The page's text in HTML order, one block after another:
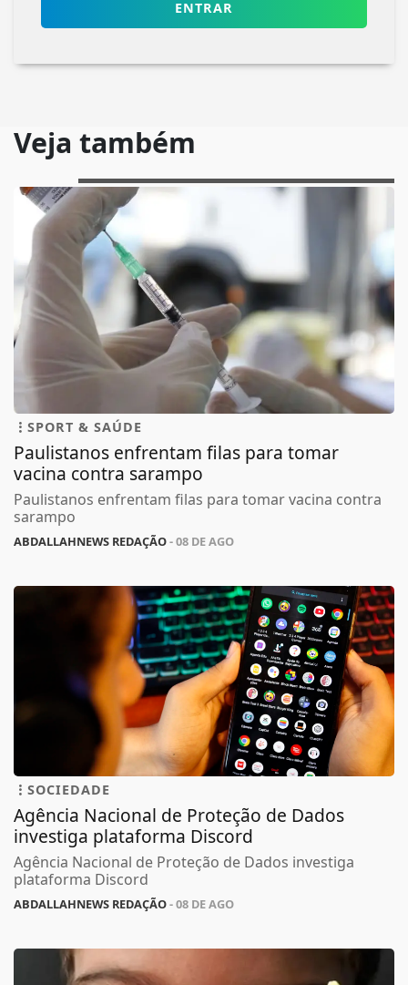
ENTRAR
Veja também
SPORT & SAÚDE
Paulistanos enfrentam filas para tomar
vacina contra sarampo
Paulistanos enfrentam filas para tomar vacina contra
sarampo
ABDALLAHNEWS REDAÇÃO- 08 DE AGO
SOCIEDADE
Agência Nacional de Proteção de Dados
investiga plataforma Discord
Agência Nacional de Proteção de Dados investiga
plataforma Discord
ABDALLAHNEWS REDAÇÃO- 08 DE AGO